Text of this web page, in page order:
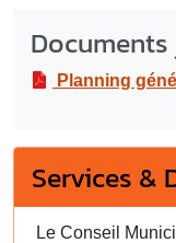
Planning général
Services &
Le Conseil